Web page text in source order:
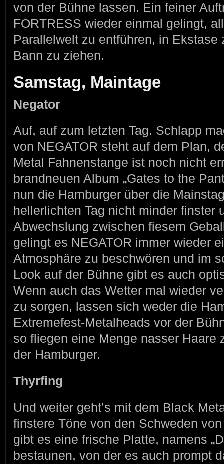
von der Bühne lassen. Ein feiner
FORTRESS wieder einmal gelingt,
Parallelwelt zu entführen, in Ekstase
Bann zu ziehen.
Samstag, Maintage
Negator
Auf, auf zum letzten Tag. Schlapp
von NEGATOR steht auf dem Plan,
Metal Fahnenstange ist noch nicht
brandneuen Album „Gates to the
nun die Hamburger über die
hellerlichten Tag nicht minder finster
Abwechslung zwischen fiesem
gelingt es NEGATOR immer wieder
Atmosphäre zu beschwören und im
Look auf der Bühne gibt es auch
Wenn auch das Wetter mal wieder
zu sorgen, lassen sich weder die
Extremefest-Metalheads vor der
so fliegen eine Menge nasser Haare
der Hamburger.
Thyrfing
Und weiter geht’s mit dem Black
finstere Töne von den Schweden
gibt es eine frische Platte, namens
bestaunen, von der es auch prompt